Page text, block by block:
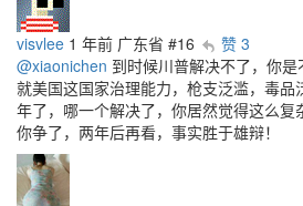
visvlee 1 年前 广东省 #16
赞 3
@xiaonichen 到时候川普解决不了，你是
就美国这国家治理能力，枪支泛滥，毒品
年了，哪一个解决了，你居然觉得这么复
你争了，两年后再看，事实胜于雄辩！